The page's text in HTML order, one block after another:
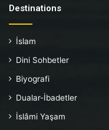
Destinations
İslam
Dini Sohbetler
Biyografi
Dualar-İbadetler
İslâmi Yaşam